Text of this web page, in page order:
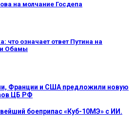
на молчание Госдепа
означает ответ Путина на
Обамы
Франции и США предложили новую
ЦБ РФ
боеприпас «Куб-10МЭ» с ИИ.